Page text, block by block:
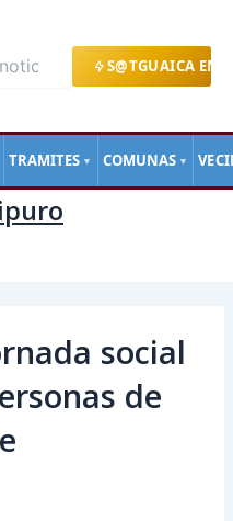
S@TGUAICA EN
TRAMITES ▼ COMUNAS ▼
social
de